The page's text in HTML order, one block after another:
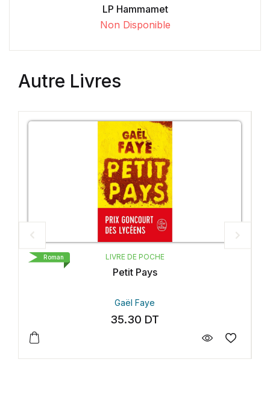
LP Hammamet
Non Disponible
Autre Livres
LIVRE DE POCHE
Petit Pays
Gaël Faye
35.30 DT
Roman